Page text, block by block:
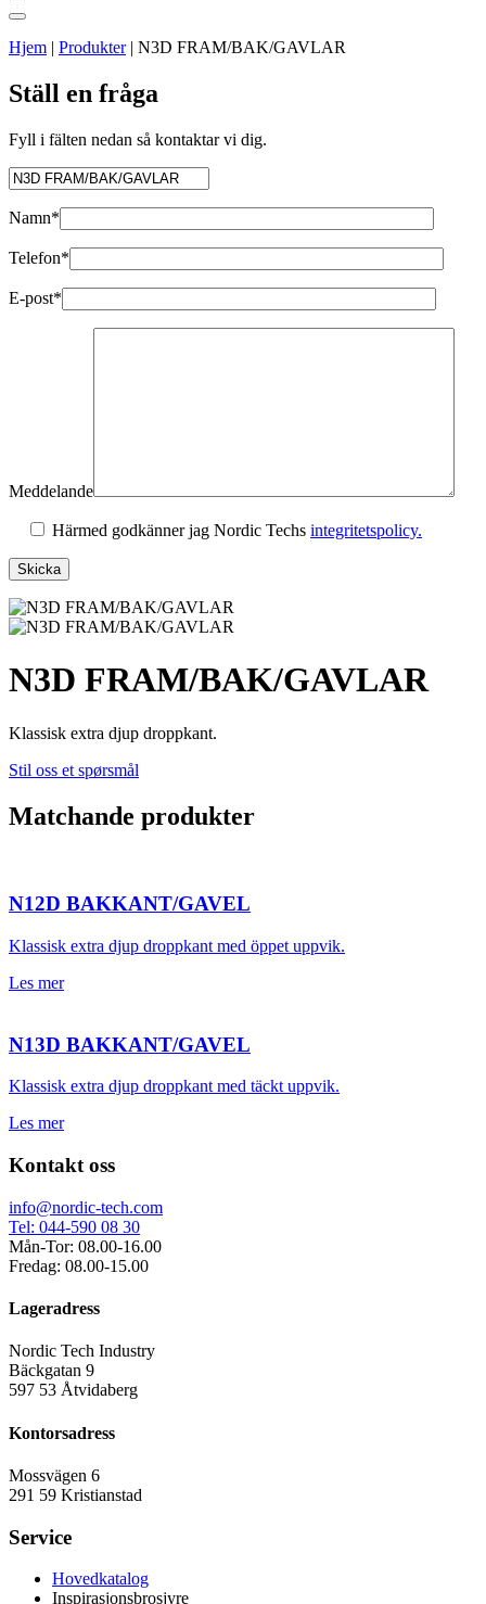
Hjem | Produkter| N3D FRAM/BAK/GAVLAR
Ställ en fråga
Fyll i fälten nedan så kontaktar vi dig.
Namn*
Telefon*
E-post*
Meddelande
Härmed godkänner jag Nordic Techs integritetspolicy.
N3D FRAM/BAK/GAVLAR
Klassisk extra djup droppkant.
Stil oss et spørsmål
Matchande produkter
N12D BAKKANT/GAVEL
Klassisk extra djup droppkant med öppet uppvik.
Les mer
N13D BAKKANT/GAVEL
Klassisk extra djup droppkant med täckt uppvik.
Les mer
Kontakt oss
info@nordic-tech.com
Tel: 044-590 08 30
Mån-Tor: 08.00-16.00
Fredag: 08.00-15.00
Lageradress
Nordic Tech Industry
Bäckgatan 9
597 53 Åtvidaberg
Kontorsadress
Mossvägen 6
291 59 Kristianstad
Service
Hovedkatalog
Inspirasjonsbrosjyre